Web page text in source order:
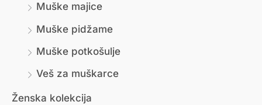
Muške majice
Muške pidžame
Muške potkošulje
Veš za muškarce
Ženska kolekcija